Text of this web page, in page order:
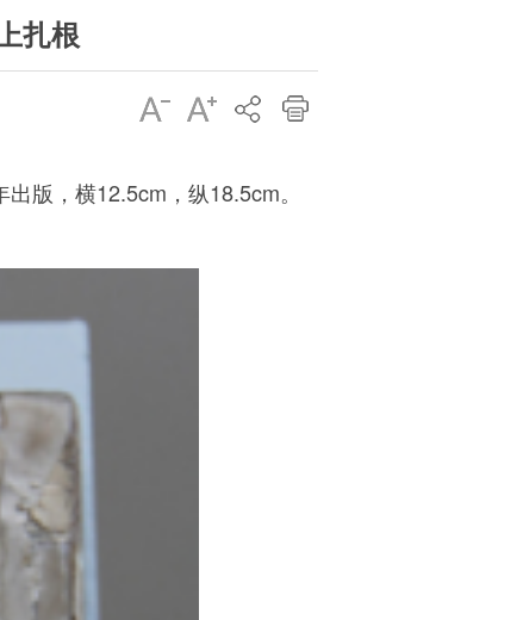
扎根
版，横12.5cm，纵18.5cm。